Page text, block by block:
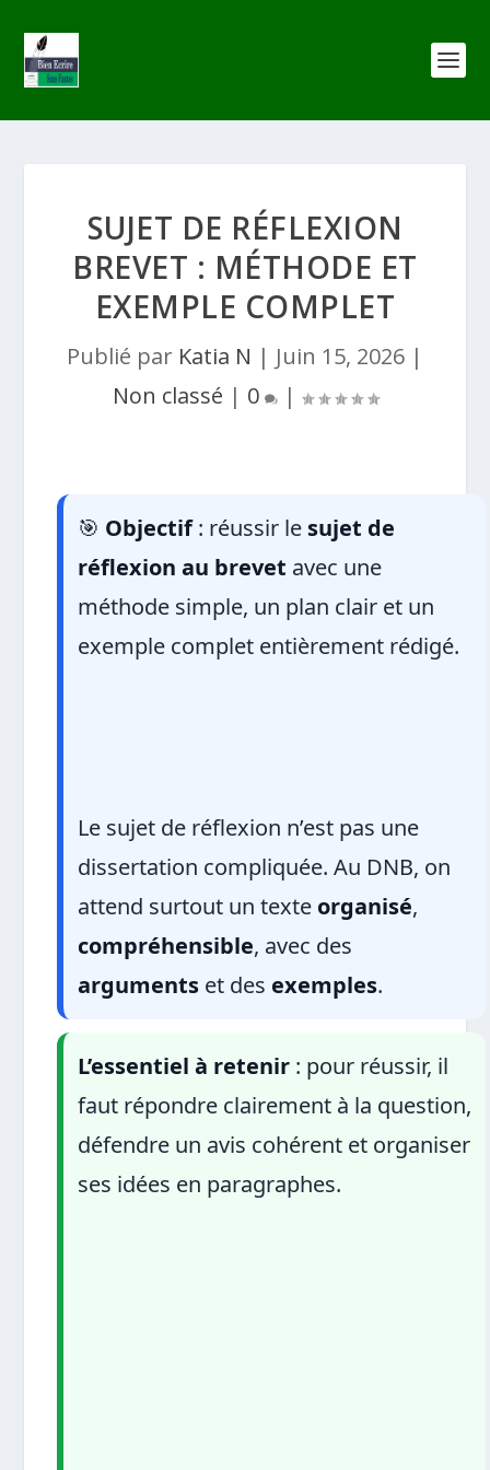
SUJET DE RÉFLEXION
BREVET : MÉTHODE ET
EXEMPLE COMPLET
Publié par Katia N | Juin 15, 2026 |
Non classé | 0 |
🎯 Objectif: réussir le sujet de
réflexion au brevet avec une
méthode simple, un plan clair et un
exemple complet entièrement rédigé.
Le sujet de réflexion n’est pas une
dissertation compliquée. Au DNB, on
attend surtout un texte organisé,
compréhensible, avec des
arguments et des exemples.
L’essentiel à retenir : pour réussir, il
faut répondre clairement à la question,
défendre un avis cohérent et organiser
ses idées en paragraphes.